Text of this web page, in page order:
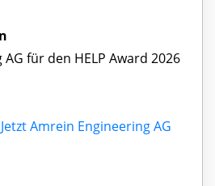
für den HELP Award 2026
Jetzt Amrein Engineering AG